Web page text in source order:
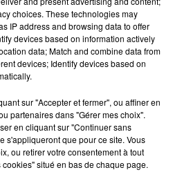
choices. These technologies may
IP address and browsing data to offer
devices based on information actively
data; Match and combine data from
devices; Identify devices based on
sur "Accepter et fermer", ou affiner en
partenaires dans "Gérer mes choix".
en cliquant sur "Continuer sans
s'appliqueront que pour ce site. Vous
ou retirer votre consentement à tout
situé en bas de chaque page.